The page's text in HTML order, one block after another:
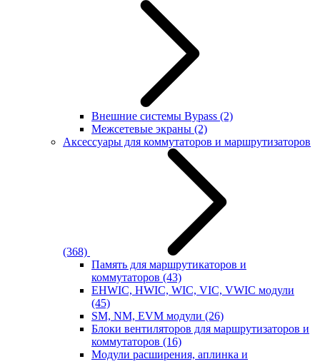
Внешние системы Bypass (2)
Межсетевые экраны (2)
Аксессуары для коммутаторов и маршрутизаторов
(368)
Память для маршрутикаторов и
коммутаторов (43)
EHWIC, HWIC, WIC, VIC, VWIC модули
(45)
SM, NM, EVM модули (26)
Блоки вентиляторов для маршрутизаторов и
коммутаторов (16)
Модули расширения, аплинка и